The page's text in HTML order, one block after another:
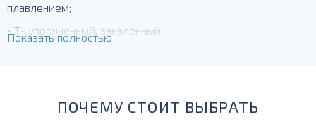
плавлением;
• Т- упрочненный, закаленный;
Показать полностью
ПОЧЕМУ СТОИТ ВЫБРАТЬ